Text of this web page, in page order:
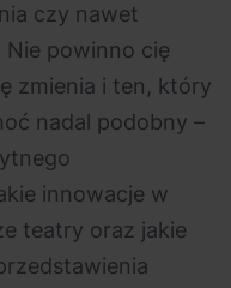
05.08.2026
nową
eBilet
fanów
czy nawet
Nie powinno cię
zmienia i ten, który
nadal podobny –
innowacje w
teatry oraz jakie